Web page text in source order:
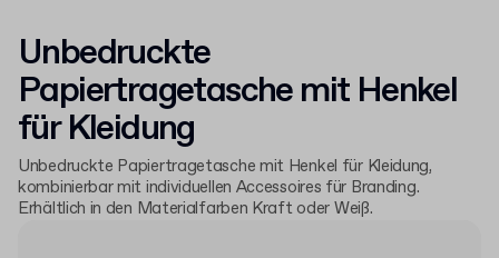
Unbedruckte
Papiertragetasche mit Henkel
für Kleidung
Unbedruckte Papiertragetasche mit Henkel für Kleidung,
kombinierbar mit individuellen Accessoires für Branding.
Erhältlich in den Materialfarben Kraft oder Weiß.